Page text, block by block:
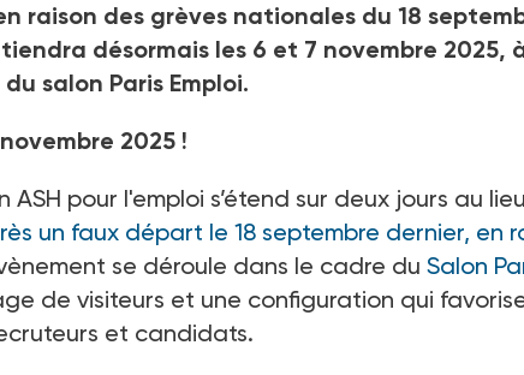
raison des grèves nationales du 18
tiendra désormais les 6 et 7 novembre 2025,
salon Paris Emploi.
2025 !
ASH pour l'emploi s’étend sur deux jours au
un faux départ le 18 septembre dernier, en
se déroule dans le cadre du Salon
de visiteurs et une configuration qui
et candidats.